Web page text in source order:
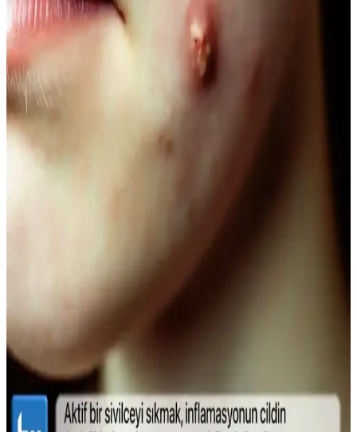
Vegan göz altı kremleri, doğal içeriklerle formüle edilerek cilt
sağlığını destekler, çevresel sorumluluğu gözetir ve hassas göz
çevresine uygun bakım sağlar.
Doğal Ağız Bakım Macunları: Bitkisel İçeriklerle
Sağlıklı Diş ve Diş Eti Bakımı
Doğal ağız bakım macunları, bitkisel özler ve antiseptik maddelerle
diş ve diş eti sağlığını koruyan güvenli alternatifler sunar, kimyasal
Seçenekleri ve Kullanım İpuçları
Lykd Makyaj Sabitleyici Sprey: Gün Boyu Tazelik
ve Doğal Görünüm Sağlayan Hafif Formül
Lykd makyaj sabitleyici spreyi, hafif yapısı ve yüksek
performansıyla makyajın gün boyunca taze ve doğal kalmasını
Sivilce Tedavi Yöntemleri: Doğal ve Medikal